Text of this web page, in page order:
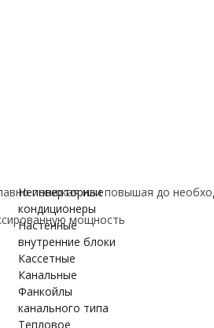
Неинверторные
кондиционеры
Настенные
внутренние блоки
Кассетные
Канальные
Фанкойлы
канального типа
Тепловое
понижая или повышая до
мощность